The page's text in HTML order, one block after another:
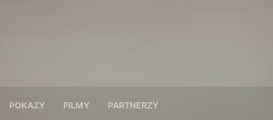
POKAZY FILMY PARTNERZY